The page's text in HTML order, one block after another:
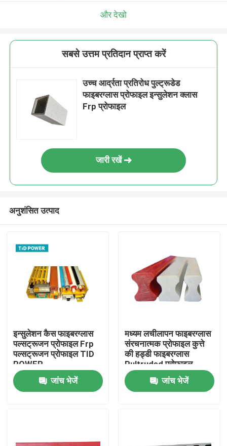
वीडियो
और देखो
सबसे उत्तम प्रतिदान प्राप्त करें
उच्च आर्द्रता प्रतिरोध पुल्ट्रूडेड
फाइबरग्लास प्रोफाइल इन्सुलेशन क्लास
Frp प्रोफाइल
जारी रखें
अनुशंसित उत्पाद
इन्सुलेशन कैस फाइबरग्लास
पल्सट्रूजन प्रोफाइल Frp
पल्सट्रूजन प्रोफाइल TID
POWER
जांच भेजें
मध्यम लचीलापन फाइबरग्लास
संरचनात्मक प्रोफाइल कुत्ते
की हड्डी फाइबरग्लास
Pultruded प्रोफाइल
जांच भेजें